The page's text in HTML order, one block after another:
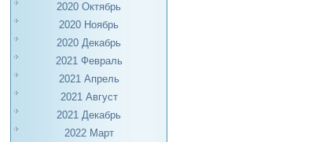
2020 Октябрь
2020 Ноябрь
2020 Декабрь
2021 Февраль
2021 Апрель
2021 Август
2021 Декабрь
2022 Март